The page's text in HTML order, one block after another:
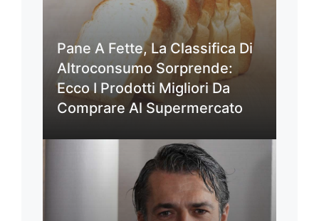
Pane A Fette, La Classifica Di
Altroconsumo Sorprende:
Ecco I Prodotti Migliori Da
Comprare Al Supermercato